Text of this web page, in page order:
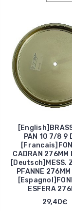
PAN 10 7/8 9
CADRAN 276MM
[Deutsch]MESS.
PFANNE 276MM
ESFERA
29,40€